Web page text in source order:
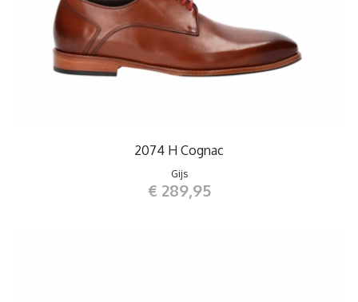
2074 H Cognac
Gijs
€ 289,95